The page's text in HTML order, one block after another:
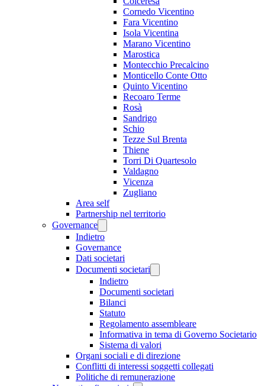
Cornedo Vicentino
Fara Vicentino
Isola Vicentina
Marano Vicentino
Marostica
Montecchio Precalcino
Monticello Conte Otto
Quinto Vicentino
Recoaro Terme
Rosà
Sandrigo
Schio
Tezze Sul Brenta
Thiene
Torri Di Quartesolo
Valdagno
Vicenza
Zugliano
Area self
Partnership nel territorio
Governance
Indietro
Governance
Dati societari
Documenti societari
Indietro
Documenti societari
Bilanci
Statuto
Regolamento assembleare
Informativa in tema di Governo Societario
Sistema di valori
Organi sociali e di direzione
Conflitti di interessi soggetti collegati
Politiche di remunerazione